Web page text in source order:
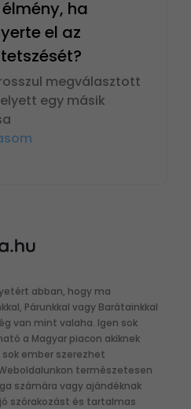
ha
el az
megválasztott
egy másik
abban, hogy ma
Párunkkal vagy Barátainkkal
van mint valaha. Igen sok
a Magyar piacon akiknek
ember szerezhet
természetesen
számára vagy ajándéknak
szórakozást és tartalmas